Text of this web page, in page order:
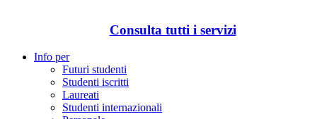
Consulta tutti i servizi
Info per
Futuri studenti
Studenti iscritti
Laureati
Studenti internazionali